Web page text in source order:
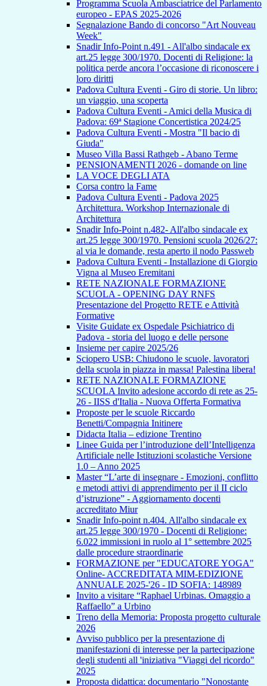
Programma Scuola Ambasciatrice del Parlamento
europeo - EPAS 2025-2026
Segnalazione Bando di concorso "Art Nouveau
Week"
Snadir Info-Point n.491 - All'albo sindacale ex
art.25 legge 300/1970. Docenti di Religione: la
politica perde ancora l’occasione di riconoscere i
loro diritti
Padova Cultura Eventi - Giro di storie. Un libro:
un viaggio, una scoperta
Padova Cultura Eventi - Amici della Musica di
Padova: 69ª Stagione Concertistica 2024/25
Padova Cultura Eventi - Mostra "Il bacio di
Giuda"
Museo Villa Bassi Rathgeb - Abano Terme
PENSIONAMENTI 2026 - domande on line
LA VOCE DEGLI ATA
Corsa contro la Fame
Padova Cultura Eventi - Padova 2025
Architettura. Workshop Internazionale di
Architettura
Snadir Info-Point n.482- All'albo sindacale ex
art.25 legge 300/1970. Pensioni scuola 2026/27:
al via le domande, resta aperto il nodo Passweb
Padova Cultura Eventi - Installazione di Giorgio
Vigna al Museo Eremitani
RETE NAZIONALE FORMAZIONE
SCUOLA - OPENING DAY RNFS
Presentazione del Progetto RETE e Attività
Formative
Visite Guidate ex Ospedale Psichiatrico di
Padova - storia del luogo e delle persone
Insieme per capire 2025/26
Sciopero USB: Chiudono le scuole, lavoratori
della scuola in piazza in massa! Palestina libera!
RETE NAZIONALE FORMAZIONE
SCUOLA Invito adesione accordo di rete as 25-
26 - IISS d'Italia - Nuova Offerta Formativa
Proposte per le scuole Riccardo
Benetti/Compagnia Initinere
Didacta Italia – edizione Trentino
Linee Guida per l’introduzione dell’Intelligenza
Artificiale nelle Istituzioni scolastiche Versione
1.0 – Anno 2025
Master “L’arte di insegnare - Emozioni, conflitto
e metodi attivi di apprendimento per il II ciclo
d’istruzione” - Aggiornamento docenti
accreditato Miur
Snadir Info-point n.404. All'albo sindacale ex
art.25 legge 300/1970 - Docenti di Religione:
6.022 immissioni in ruolo al 1° settembre 2025
dalle procedure straordinarie
FORMAZIONE per "EDUCATORE YOGA"
Online- ACCREDITATA MIM-EDIZIONE
ANNUALE 2025-'26 - ID SOFIA: 148989
Invito a visitare “Raphael Urbinas. Omaggio a
Raffaello” a Urbino
Treno della Memoria: Proposta progetto culturale
2026
Avviso pubblico per la presentazione di
manifestazioni di interesse per la partecipazione
degli studenti all 'iniziativa "Viaggi del ricordo"
2025
Proposta didattica: documentario "Nonostante